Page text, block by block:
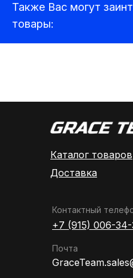
Также Вас могут
товары:
Каталог товаров
Доставка
Компьютеры и
Аудиотехника
Контактный
Почта
+7 (915) 006-34-